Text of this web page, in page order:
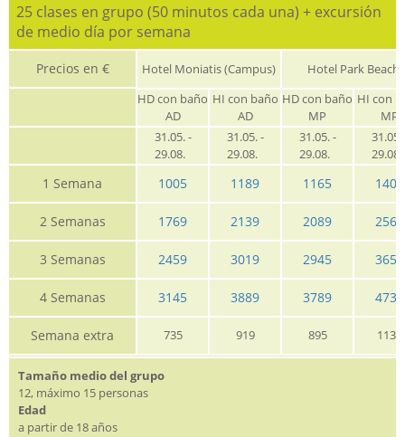
25 clases en grupo (50 minutos cada una) + excursión
de medio día por semana
Precios en € Hotel Moniatis (Campus)
Hotel Park Beach
HD con baño
AD
HI con baño
AD
HD con baño
MP
HI con
MP
31.05. -
29.08.
31.05. -
29.08.
31.05. -
29.08.
31.05.
1 Semana 1005 1189 1165 1405
2 Semanas 1769 2139 2089 2565
3 Semanas 2459 3019 2945 3659
4 Semanas 3145 3889 3789 4739
Semana extra 735 919 895 1135
Tamaño medio del grupo
12, máximo 15 personas
Edad
a partir de 18 años